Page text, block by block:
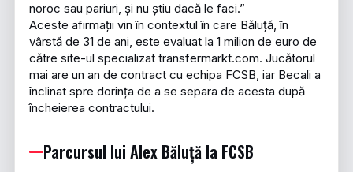
noroc sau pariuri, și nu știu dacă le faci.”
Aceste afirmații vin în contextul în care Băluță, în
vârstă de 31 de ani, este evaluat la 1 milion de euro de
către site-ul specializat transfermarkt.com. Jucătorul
mai are un an de contract cu echipa FCSB, iar Becali a
înclinat spre dorința de a se separa de acesta după
încheierea contractului.
Parcursul lui Alex Băluță la FCSB